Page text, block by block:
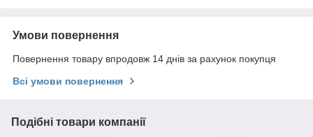
Умови повернення
Повернення товару впродовж 14 днів за рахунок покупця
Всі умови повернення
Подібні товари компанії